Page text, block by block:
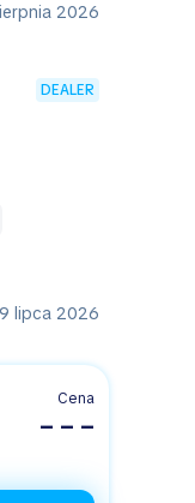
2026
DEALER
lipca 2026
Cena
– – –